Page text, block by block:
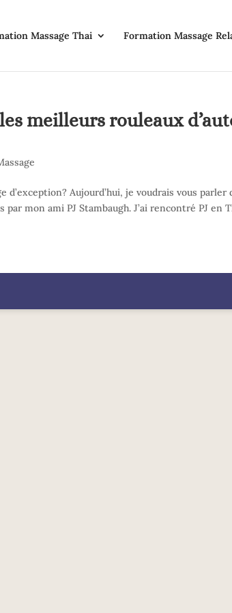
Massage Thai Formation Massage
meilleurs rouleaux
d’exception? Aujourd’hui, je voudrais vous parler
mon ami PJ Stambaugh. J’ai rencontré PJ en